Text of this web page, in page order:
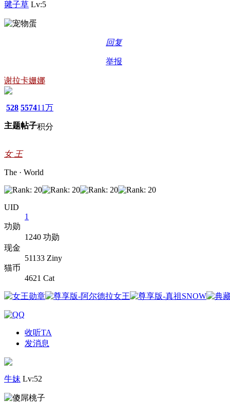
毽子草 Lv:5
回复
举报
谢拉卡姗娜
528
主题
5574
帖子
11万
积分
女 王
The · World
UID
1
功勋
1240 功勋
现金
51133 Ziny
猫币
4621 Cat
收听TA
发消息
牛妹 Lv:52